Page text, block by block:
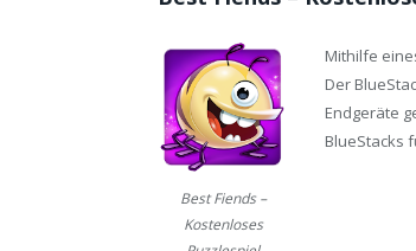
Best Fiends –
Kostenloses
Mithilfe
Der
Endgeräte
BlueStacks